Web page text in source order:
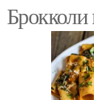
Брокколи